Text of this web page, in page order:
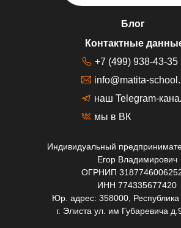
мы в ВК
наш Telegram-
+7 (499) 938-43-35
Блог
Контактные
info@matita-
Индивидуальный
Егор Владимирович
ОГРНИП
ИНН 774335677420
Юр. адрес: 358000,
г. Элиста ул. им Губаревича